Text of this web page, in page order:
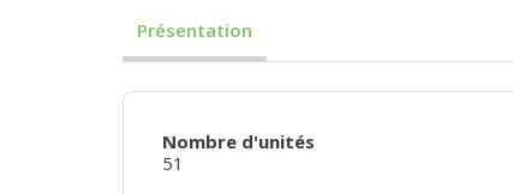
Présentation
Nombre d'unités
51